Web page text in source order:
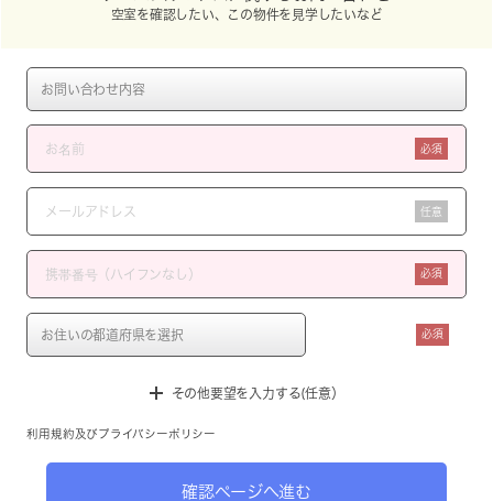
空室を確認したい、この物件を見学したいなど
必須
任意
必須
必須
その他要望を入力する(任意）
利用規約 及び プライバシーポリシー
確認ページへ進む